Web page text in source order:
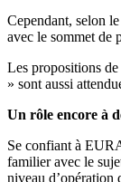
Cependant, selon
avec le sommet de
Les propositions
» sont aussi
Un rôle encore à
Se confiant à
familier avec le
niveau d’opération